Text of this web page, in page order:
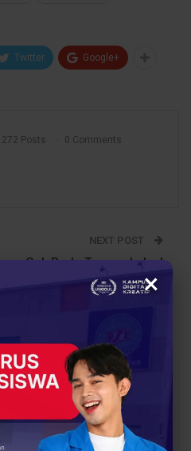
Twitter Google+
272 Posts 0 Comments
NEXT POST
Gak Perlu Tunggu Lulus!
5 Cara Cerdas Jadi
Entrepreneur Sambil
EVENT
×